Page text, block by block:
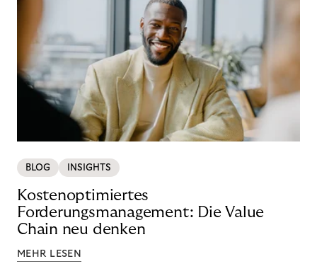
BLOG INSIGHTS
Kostenoptimiertes
Forderungsmanagement: Die Value
Chain neu denken
MEHR LESEN